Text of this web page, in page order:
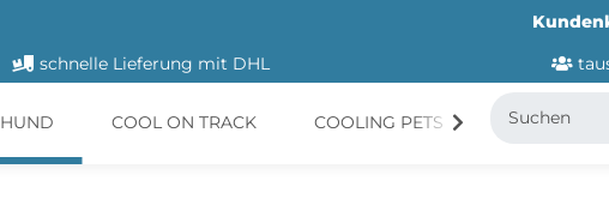
schnelle Lieferung mit DHL
HUND COOL ON TRACK COOLING PETS CANI.COOL